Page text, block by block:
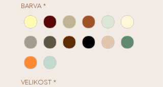
BARVA *
VELIKOST *